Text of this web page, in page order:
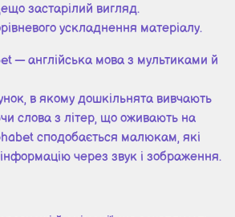
застарілий вигляд.
ускладнення матеріалу.
— англійська мова з мультиками й
в якому дошкільнята вивчають
слова з літер, що оживають на
сподобається малюкам, які
через звук і зображення.